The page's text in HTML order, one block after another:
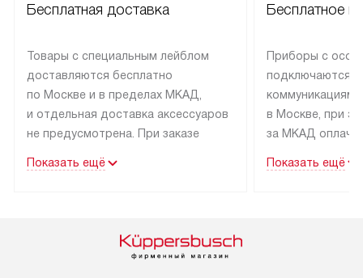
Бесплатная доставка
Товары с специальным лейблом
доставляются бесплатно
по Москве и в пределах МКАД,
и отдельная доставка аксессуаров
не предусмотрена. При заказе
рекомендуем обсудить
быть отправлены покупателю
Показать ещё
Бесплатное
Приборы с
подключаются к
коммуникациям
в Москве, при
за МКАД
партнера
Показать ещё